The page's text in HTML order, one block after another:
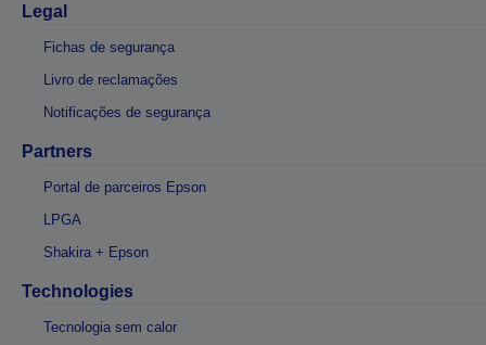
Legal
Fichas de segurança
Livro de reclamações
Notificações de segurança
Partners
Portal de parceiros Epson
LPGA
Shakira + Epson
Technologies
Tecnologia sem calor